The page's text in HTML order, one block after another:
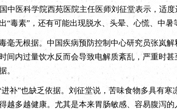
国中医科学院西苑医院主任医师刘征堂表示，适
“毒素”，还有可能出现脱水、头晕、心慌、中暑
无根据。中国疾病预防控制中心研究员张岚解
间内过量饮水反而会导致电解质紊乱，严重时
。
”也缺乏依据。刘征堂说，苦味食物多具有寒
越多越健康。尤其是本来胃肠敏感、容易腹泻的